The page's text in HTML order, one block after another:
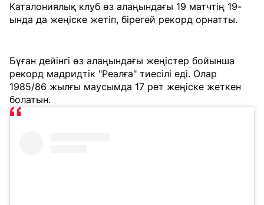
Каталониялық клуб өз алаңындағы 19 матчтің 19-
ында да жеңіске жетіп, бірегей рекорд орнатты.
Бұған дейінгі өз алаңындағы жеңістер бойынша
рекорд мадридтік "Реалға" тиесілі еді. Олар
1985/86 жылғы маусымда 17 рет жеңіске жеткен
болатын.